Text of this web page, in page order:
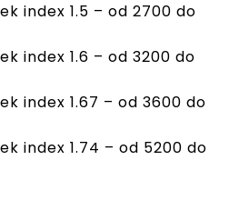
index 1.5 – od 2700 do
index 1.6 – od 3200 do
index 1.67 – od 3600 do
index 1.74 – od 5200 do